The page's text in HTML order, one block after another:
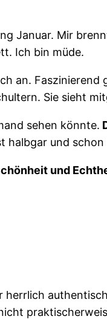
Januar. Mir
Ich bin müde.
an. Faszinierend
Sie sieht
sehen könnte.
halbgar und
und